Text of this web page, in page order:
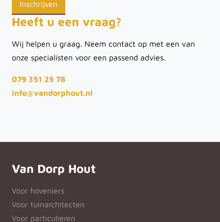
Heeft u een vraag?
Wij helpen u graag. Neem contact op met een van
onze specialisten voor een passend advies.
079 351 25 78
info@vandorphout.nl
Van Dorp Hout
Voor hoveniers
Voor tuinarchitecten
Voor particulieren